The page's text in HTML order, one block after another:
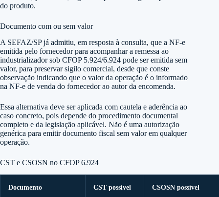
do produto.
Documento com ou sem valor
A SEFAZ/SP já admitiu, em resposta à consulta, que a NF-e
emitida pelo fornecedor para acompanhar a remessa ao
industrializador sob CFOP 5.924/6.924 pode ser emitida sem
valor, para preservar sigilo comercial, desde que conste
observação indicando que o valor da operação é o informado
na NF-e de venda do fornecedor ao autor da encomenda.
Essa alternativa deve ser aplicada com cautela e aderência ao
caso concreto, pois depende do procedimento documental
completo e da legislação aplicável. Não é uma autorização
genérica para emitir documento fiscal sem valor em qualquer
operação.
CST e CSOSN no CFOP 6.924
Documento CST possível CSOSN possível